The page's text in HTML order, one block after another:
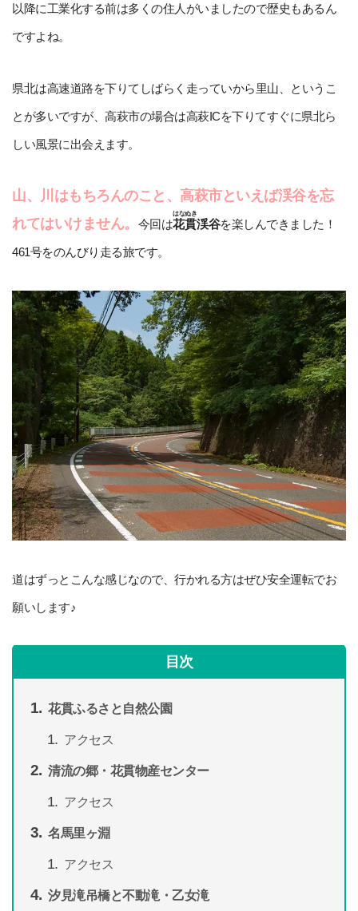
以降に工業化する前は多くの住人がいましたので歴史もあるん
ですよね。
県北は高速道路を下りてしばらく走っていから里山、というこ
とが多いですが、高萩市の場合は高萩ICを下りてすぐに県北ら
しい風景に出会えます。
山、川はもちろんのこと、高萩市といえば渓谷を忘
れてはいけません。
今回は花貫
はなぬき
渓谷を楽しんできました！
461号をのんびり走る旅です。
道はずっとこんな感じなので、行かれる方はぜひ安全運転でお
願いします♪
目次
花貫ふるさと自然公園
アクセス
清流の郷・花貫物産センター
アクセス
名馬里ヶ淵
アクセス
汐見滝吊橋と不動滝・乙女滝